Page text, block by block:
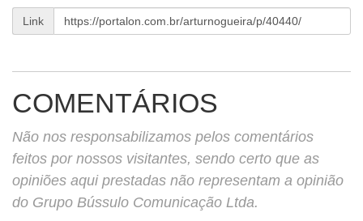
Link
COMENTÁRIOS
Não nos responsabilizamos pelos comentários
feitos por nossos visitantes, sendo certo que as
opiniões aqui prestadas não representam a opinião
do Grupo Bússulo Comunicação Ltda.